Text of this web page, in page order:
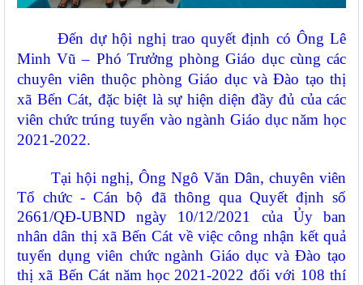
Đến dự hội nghị trao quyết định có Ông Lê
Minh Vũ – Phó Trưởng phòng Giáo dục cùng các
chuyên viên thuộc phòng Giáo dục và Đào tạo thị
xã Bến Cát, đặc biệt là sự hiện diện đầy đủ của các
viên chức trúng tuyển vào ngành Giáo dục năm học
2021-2022.
Tại hội nghị, Ông Ngô Văn Dân, chuyên viên
Tổ chức - Cán bộ đã thông qua Quyết định số
2661/QĐ-UBND ngày 10/12/2021 của Ủy ban
nhân dân thị xã Bến Cát về việc công nhận kết quả
tuyển dụng viên chức ngành Giáo dục và Đào tạo
thị xã Bến Cát năm học 2021-2022 đối với 108 thí